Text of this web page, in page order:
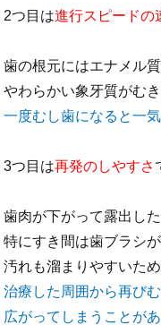
2つ目は進行スピードの
歯の根元にはエナメル質
やわらかい象牙質がむき
一度むし歯になると一
3つ目は再発のしやすさ
歯肉が下がって露出した
特にすき間は歯ブラシ
汚れも溜まりやすいため
治療した周囲から再び
広がってしまうことがあ